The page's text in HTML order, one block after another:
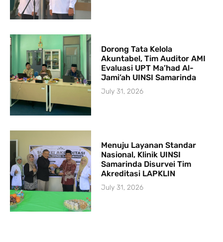
Dorong Tata Kelola
Akuntabel, Tim Auditor AMI
Evaluasi UPT Ma’had Al-
Jami’ah UINSI Samarinda
July 31, 2026
Menuju Layanan Standar
Nasional, Klinik UINSI
Samarinda Disurvei Tim
Akreditasi LAPKLIN
July 31, 2026